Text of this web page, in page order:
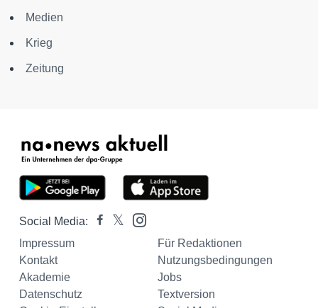
Medien
Krieg
Zeitung
Social Media:
Impressum
Für Redaktionen
Kontakt
Nutzungsbedingungen
Akademie
Jobs
Datenschutz
Textversion